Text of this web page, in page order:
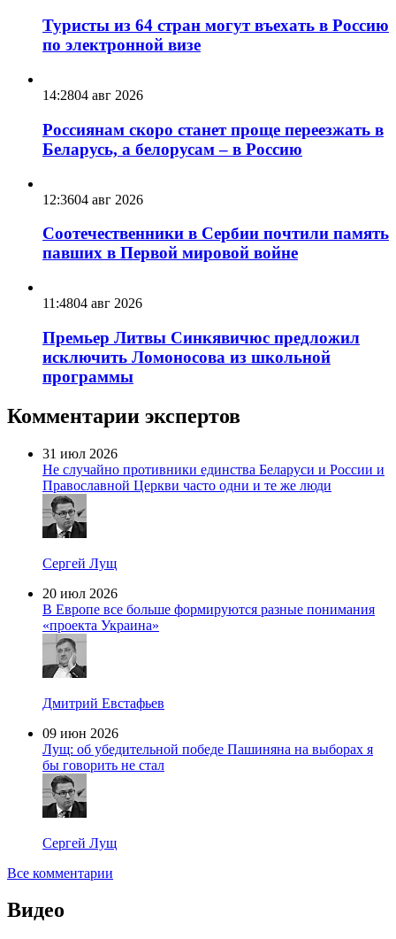
Туристы из 64 стран могут въехать в Россию
по электронной визе
14:2804 авг 2026
Россиянам скоро станет проще переезжать в
Беларусь, а белорусам – в Россию
12:3604 авг 2026
Соотечественники в Сербии почтили память
павших в Первой мировой войне
11:4804 авг 2026
Премьер Литвы Синкявичюс предложил
исключить Ломоносова из школьной
программы
Комментарии экспертов
31 июл 2026
Не случайно противники единства Беларуси и России и
Православной Церкви часто одни и те же люди
Сергей Лущ
20 июл 2026
В Европе все больше формируются разные понимания
«проекта Украина»
Дмитрий Евстафьев
09 июн 2026
Лущ: об убедительной победе Пашиняна на выборах я
бы говорить не стал
Сергей Лущ
Все комментарии
Видео